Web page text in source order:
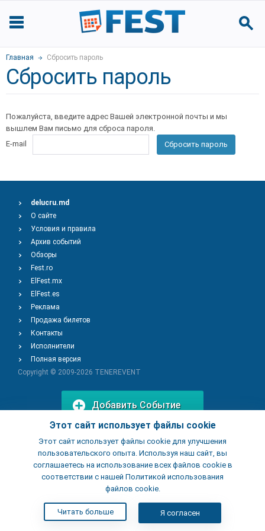
Главная Сбросить пароль
Сбросить пароль
Пожалуйста, введите адрес Вашей электронной почты и мы
вышлем Вам письмо для сброса пароля.
E-mail
Сбросить пароль
Этот сайт использует файлы cookie
Этот сайт использует файлы cookie для улучшения
пользовательского опыта. Используя наш сайт, вы
соглашаетесь на использование всех файлов cookie в
соответствии с нашей Политикой использования
файлов cookie.
Читать больше Я согласен
delucru.md
О сайте
Условия и правила
Архив событий
Обзоры
Fest.ro
ElFest.mx
ElFest.es
Реклама
Продажа билетов
Контакты
Исполнители
Полная версия
Copyright © 2009-2026 TENEREVENT
Добавить Событие
Добавить Заведение